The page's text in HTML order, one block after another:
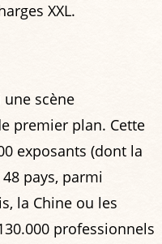
XXL.
une scène
premier plan. Cette
exposants (dont la
pays, parmi
la Chine ou les
professionnels